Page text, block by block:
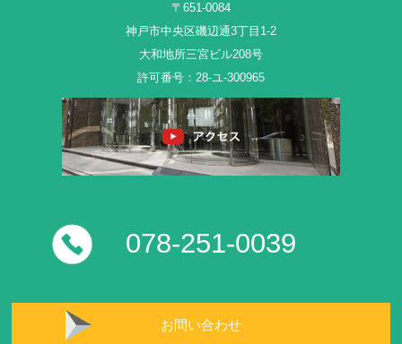
〒651-0084
神戸市中央区磯辺通3丁目1-2
大和地所三宮ビル208号
許可番号：28-ユ-300965
078-251-0039
お問い合わせ